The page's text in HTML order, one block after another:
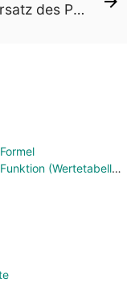
Der Lehrsatz des Pythagoras - noch ein Beweis
Die drei Gesichter der homogen linearen Funktion (Wertetabelle, Funktionsgleichung, Graph)